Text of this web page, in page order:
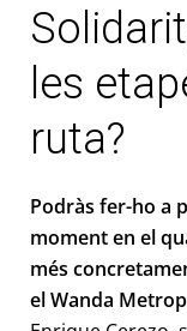
les
ruta?
Podràs fer-ho a
moment en el
més
el Wanda